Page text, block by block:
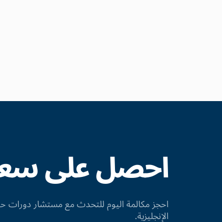
احصل على
احجز مكالمة اليوم للتحدث مع مستشار
الإنجليزية.